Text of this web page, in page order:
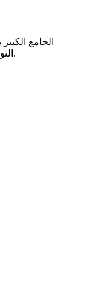
الجامع
التونسية. يُستخدم لأداء الصلوات الخمس والجمعة.